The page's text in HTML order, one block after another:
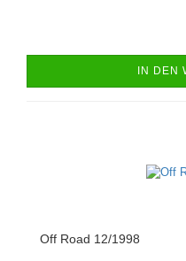
IN DEN
Off Road 12/1998